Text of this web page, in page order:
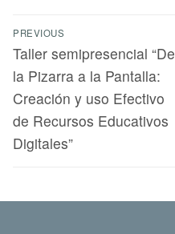
PREVIOUS
Taller semipresencial “De
la Pizarra a la Pantalla:
Creación y uso Efectivo
de Recursos Educativos
Digitales”